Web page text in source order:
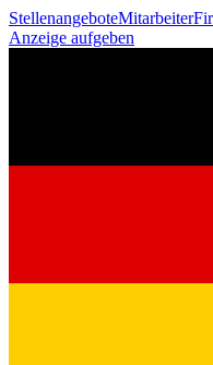
StellenangeboteMitarbeiter
Anzeige aufgeben